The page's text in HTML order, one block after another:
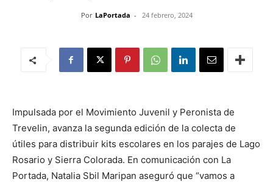
Por LaPortada - 24 febrero, 2024
Impulsada por el Movimiento Juvenil y Peronista de
Trevelin, avanza la segunda edición de la colecta de
útiles para distribuir kits escolares en los parajes de Lago
Rosario y Sierra Colorada. En comunicación con La
Portada, Natalia Sbil Maripan aseguró que “vamos a